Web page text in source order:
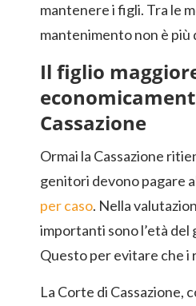
mantenere i figli. Tra le
mantenimento non è
Il figlio
Cassazione
Ormai la Cassazione
genitori devono pagare
per caso. Nella
importanti sono l’età del
Questo per evitare che i
La Corte di Cassazione,